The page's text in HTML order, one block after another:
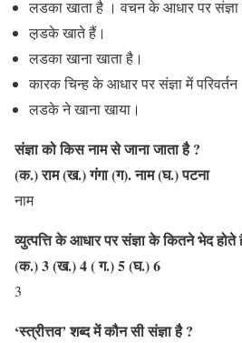
लडका खाता है । वचन के आधार पर संज्ञा
ल़़डके खाते हैं।
लडका खाना खाता है।
कारक चिन्ह के आधार पर संज्ञा में परिवर्तन
लडके ने खाना खाया।
संज्ञा को किस नाम से जाना जाता है ?
(क.) राम (ख.) गंगा (ग). नाम (घ.) पटना
नाम
व्युत्पत्ति के आधार पर संज्ञा के कितने भेद होते
(क.) 3 (ख.) 4 ( ग.) 5 (घ.) 6
3
‘स्त्रीत्तव’ शब्द में कौन सी संज्ञा है ?